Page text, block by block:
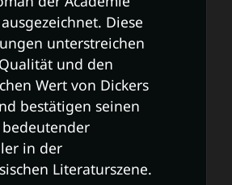
Diese
unterstreichen
und den
Wert von Dickers
bestätigen seinen
bedeutender
in der
Literaturszene.